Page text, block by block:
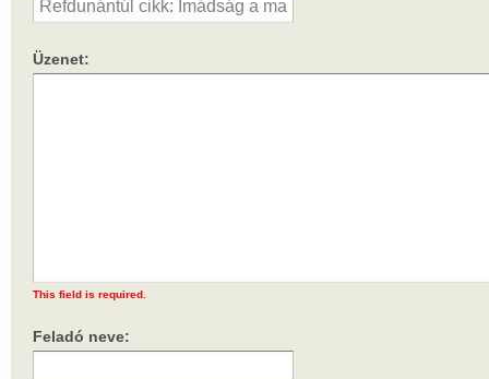
Üzenet:
This field is required.
Feladó neve: